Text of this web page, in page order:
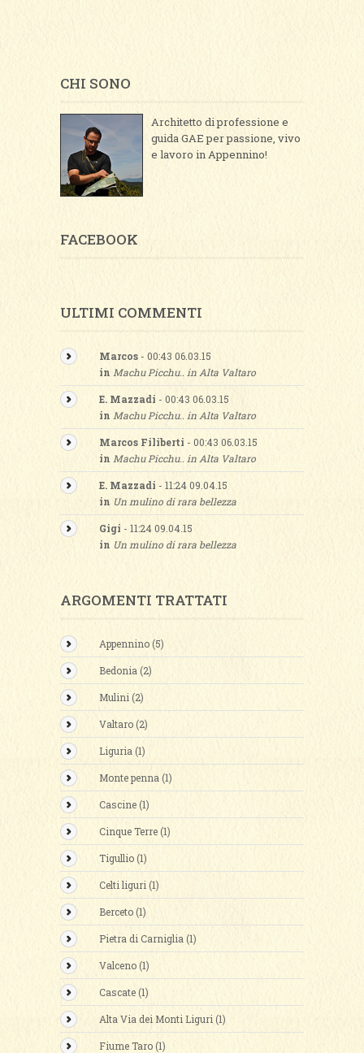
CHI SONO
Architetto di professione e
guida GAE per passione, vivo
e lavoro in Appennino!
FACEBOOK
ULTIMI COMMENTI
Marcos - 00:43 06.03.15
in Machu Picchu.. in Alta Valtaro
E. Mazzadi - 00:43 06.03.15
in Machu Picchu.. in Alta Valtaro
Marcos Filiberti - 00:43 06.03.15
in Machu Picchu.. in Alta Valtaro
E. Mazzadi - 11:24 09.04.15
in Un mulino di rara bellezza
Gigi - 11:24 09.04.15
in Un mulino di rara bellezza
ARGOMENTI TRATTATI
Appennino (5)
Bedonia (2)
Mulini (2)
Valtaro (2)
Liguria (1)
Monte penna (1)
Cascine (1)
Cinque Terre (1)
Tigullio (1)
Celti liguri (1)
Berceto (1)
Pietra di Carniglia (1)
Valceno (1)
Cascate (1)
Alta Via dei Monti Liguri (1)
Fiume Taro (1)